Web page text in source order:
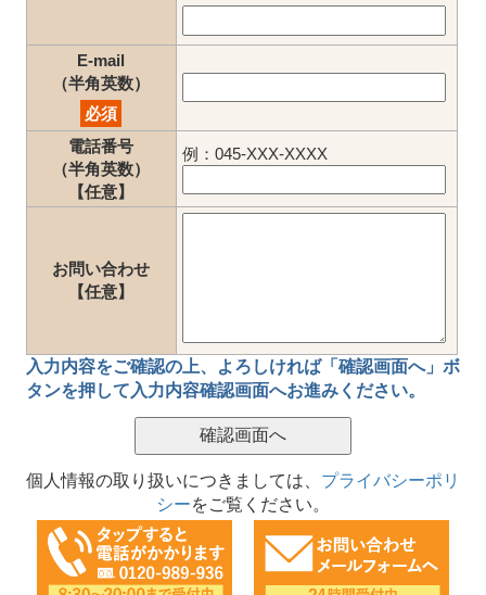
E-mail
（半角英数）
必須
電話番号
（半角英数）
【任意】
例：045-XXX-XXXX
お問い合わせ
【任意】
入力内容をご確認の上、
よろしければ「確認画面へ」ボ
タンを押して 入力内容確認画面へお進みください。
個人情報の取り扱いにつきましては、 プライバシーポリ
シーをご覧ください。